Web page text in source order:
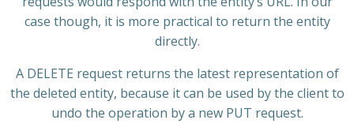
case though, it is more practical to return the entity
directly.
A DELETE request returns the latest representation of
the deleted entity, because it can be used by the client to
undo the operation by a new PUT request.